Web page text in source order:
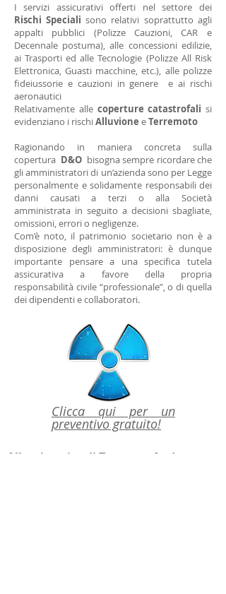
I servizi assicurativi offerti nel settore dei
Rischi Speciali sono relativi soprattutto agli
appalti pubblici (Polizze Cauzioni, CAR e
Decennale postuma), alle concessioni edilizie,
ai Trasporti ed alle Tecnologie (Polizze All Risk
Elettronica, Guasti macchine, etc.), alle polizze
fideiussorie e cauzioni in genere e ai rischi
aeronautici
Relativamente alle coperture catastrofali si
evidenziano i rischiAlluvione eTerremoto
Ragionando in maniera concreta sulla
copertura D&Obisogna sempre ricordare che
gli amministratori di un’azienda sono per Legge
personalmente e solidamente responsabili dei
danni causati a terzi o alla Società
amministrata in seguito a decisioni sbagliate,
omissioni, errori o negligenze.
Com’è noto, il patrimonio societario non è a
disposizione degli amministratori: è dunque
importante pensare a una specifica tutela
assicurativa a favore della propria
responsabilità civile “professionale”, o di quella
dei dipendenti e collaboratori.
Clicca qui per un
preventivo gratuito!
Allassiservice di Toneatto Andrea